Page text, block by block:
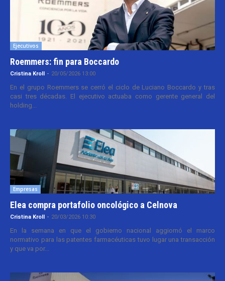
Ejecutivos
Roemmers: fin para Boccardo
Cristina Kroll - 20/05/2026 13:00
En el grupo Roemmers se cerró el ciclo de Luciano Boccardo y tras
casi tres décadas. El ejecutivo actuaba como gerente general del
holding...
Empresas
Elea compra portafolio oncológico a Celnova
Cristina Kroll - 20/03/2026 10:30
En la semana en que el gobierno nacional aggiornó el marco
normativo para las patentes farmacéuticas tuvo lugar una transacción
y que va por...